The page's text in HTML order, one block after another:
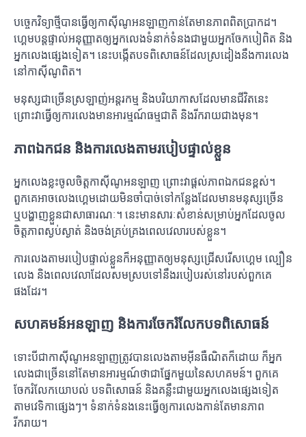
បច្ចេកវិទ្យាថ្មីបានធ្វើឲ្យកាស៊ីណូអនឡាញកាន់តែមានភាពពិតប្រាកដ។
ហ្គេមបន្តផ្ទាល់អនុញ្ញាតឲ្យអ្នកលេងទំនាក់ទំនងជាមួយអ្នកចែកបៀពិត និង
អ្នកលេងផ្សេងទៀត។ នេះបង្កើតបទពិសោធន៍ដែលស្រដៀងនឹងការលេង
នៅកាស៊ីណូពិត។
មនុស្សជាច្រើនស្រឡាញ់អន្តរកម្ម និងបរិយាកាសដែលមានជីវិតនេះ
ព្រោះវាធ្វើឲ្យការលេងមានអារម្មណ៍ធម្មជាតិ និងរីករាយជាងមុន។
ភាពឯកជន និងការលេងតាមរបៀបផ្ទាល់ខ្លួន
អ្នកលេងខ្លះចូលចិត្តកាស៊ីណូអនឡាញ ព្រោះវាផ្តល់ភាពឯកជនខ្ពស់។
ពួកគេអាចលេងហ្គេមដោយមិនចាំបាច់ទៅកន្លែងដែលមានមនុស្សច្រើន
ឬបង្ហាញខ្លួនជាសាធារណៈ។ នេះមានសារៈសំខាន់សម្រាប់អ្នកដែលចូល
ចិត្តភាពស្ងប់ស្ងាត់ និងចង់គ្រប់គ្រងពេលវេលារបស់ខ្លួន។
ការលេងតាមរបៀបផ្ទាល់ខ្លួនក៏អនុញ្ញាតឲ្យមនុស្សជ្រើសរើសហ្គេម ល្បឿន
លេង និងពេលវេលាដែលសមស្របទៅនឹងរបៀបរស់នៅរបស់ពួកគេ
ផងដែរ។
សហគមន៍អនឡាញ និងការចែករំលែកបទពិសោធន៍
ទោះបីជាកាស៊ីណូអនឡាញត្រូវបានលេងតាមអ៊ីនធឺណិតក៏ដោយ ក៏អ្នក
លេងជាច្រើននៅតែមានអារម្មណ៍ថាជាផ្នែកមួយនៃសហគមន៍។ ពួកគេ
ចែករំលែកយោបល់ បទពិសោធន៍ និងគន្លឹះជាមួយអ្នកលេងផ្សេងទៀត
តាមវេទិកាផ្សេងៗ។ ទំនាក់ទំនងនេះធ្វើឲ្យការលេងកាន់តែមានភាព
រីករាយ។